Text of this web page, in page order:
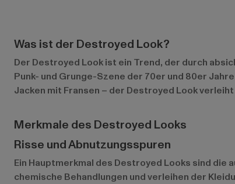
Was ist der Destroyed Look?
Der Destroyed Look ist ein Trend, der durch
Punk- und Grunge-Szene der 70er und 80er
Jacken mit Fransen – der Destroyed Look
Merkmale des Destroyed Looks
Risse und Abnutzungsspuren
Ein Hauptmerkmal des Destroyed Looks sind
chemische Behandlungen und verleihen der